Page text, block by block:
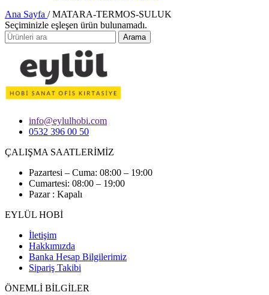
Ana Sayfa / MATARA-TERMOS-SULUK
Seçiminizle eşleşen ürün bulunamadı.
Arama
info@eylulhobi.com
0532 396 00 50
ÇALIŞMA SAATLERİMİZ
Pazartesi – Cuma: 08:00 – 19:00
Cumartesi: 08:00 – 19:00
Pazar : Kapalı
EYLÜL HOBİ
İletişim
Hakkımızda
Banka Hesap Bilgilerimiz
Sipariş Takibi
ÖNEMLİ BİLGİLER